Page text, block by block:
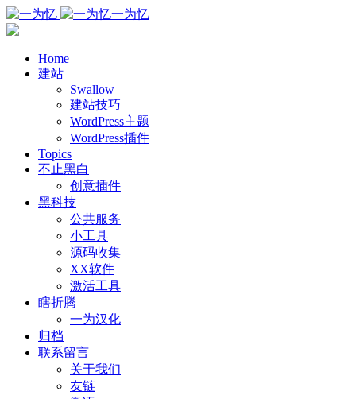
一为忆
Home
建站
Swallow
建站技巧
WordPress主题
WordPress插件
Topics
不止黑白
创意插件
黑科技
公共服务
小工具
源码收集
XX软件
激活工具
瞎折腾
一为汉化
归档
联系留言
关于我们
友链